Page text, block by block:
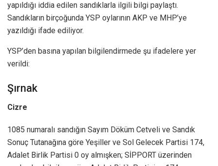
yapıldığı iddia edilen sandıklarla ilgili bilgi paylaştı.
Sandıkların birçoğunda YSP oylarının AKP ve MHP’ye
yazıldığı ifade ediliyor.
YSP’den basına yapılan bilgilendirmede şu ifadelere yer
verildi:
Şırnak
Cizre
1085 numaralı sandığın Sayım Döküm Cetveli ve Sandık
Sonuç Tutanağına göre Yeşiller ve Sol Gelecek Partisi 174,
Adalet Birlik Partisi 0 oy almışken; SİPPORT üzerinden